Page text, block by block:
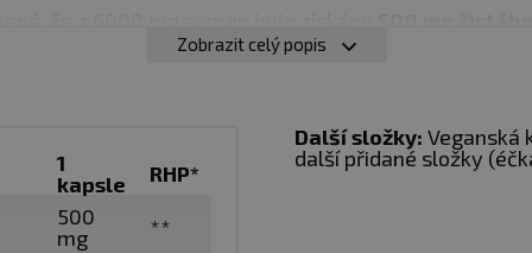
množství surové byliny.
silnějšímu extraktu je možné očekávat
protože namísto obyčejného namletí houby a
kroky výroby, které jsou kontrolovány.
Zobrazit celý popis
1
kapsle
RHP*
500
mg
**
Další složky: Veganská
další přidané složky